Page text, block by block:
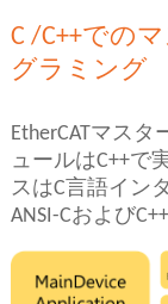
C /C++での
グラミング
EtherCATマス
ュールはC++で
スはC言語イン
ANSI-Cおよび